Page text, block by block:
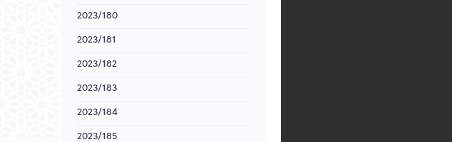
2023/180
2023/181
2023/182
2023/183
2023/184
2023/185